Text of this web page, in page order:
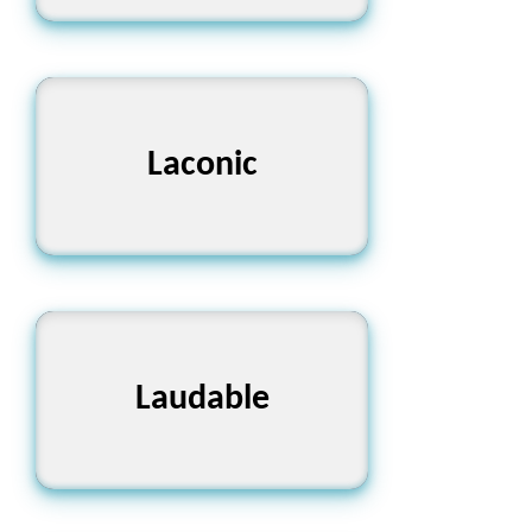
Laconic
স্বল্পভাষী, মিতভাষী
Laudable
প্রশংসনীয়, প্রশংসাযোগ্য